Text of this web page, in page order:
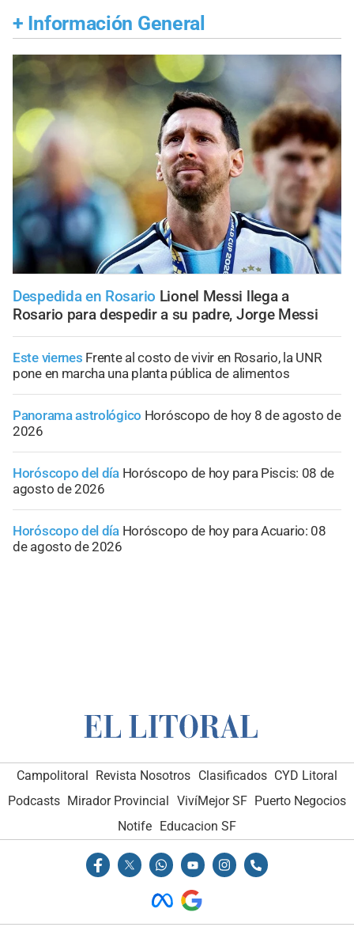
+ Información General
Despedida en Rosario Lionel Messi llega a
Rosario para despedir a su padre, Jorge Messi
Este viernes Frente al costo de vivir en Rosario, la UNR
pone en marcha una planta pública de alimentos
Panorama astrológico Horóscopo de hoy 8 de agosto de
2026
Horóscopo del día Horóscopo de hoy para Piscis: 08 de
agosto de 2026
Horóscopo del día Horóscopo de hoy para Acuario: 08
de agosto de 2026
Campolitoral Revista Nosotros Clasificados CYD Litoral
Podcasts Mirador Provincial VivíMejor SF Puerto Negocios
Notife
Educacion SF